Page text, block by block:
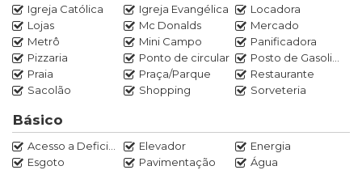
Totalmente automatizado, o imóvel possui quatro
assistentes Alexa integradas, controlando iluminação, três
persianas automatizadas e outros dispositivos. Dispõe ainda
de sistema de câmeras com acesso via aplicativo, fechadura
eletrônica e diversos itens de conforto e praticidade, como
com cama de massagem.
O imóvel possui quatro quartos, sendo um deles adaptado
como despensa, além de três banheiros. Com um projeto
Igreja Católica
Igreja Evangélica
Locadora
Lojas
Mc Donalds
Mercado
Metrô
Mini Campo
Panificadora
Pizzaria
Ponto de circular
Posto de Gasolina
Praia
Praça/Parque
Restaurante
Sacolão
Shopping Sorveteria
Básico
Acesso a Deficientes Elevador
Energia
Esgoto
Pavimentação Água